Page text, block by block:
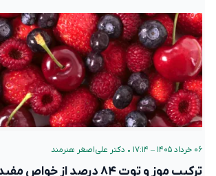
۰۶ خرداد ۱۴۰۵ – ۱۷:۱۴ • دکتر علی‌اصغر هنرمند
ترکیب موز و توت‌ ۸۴ درصد از